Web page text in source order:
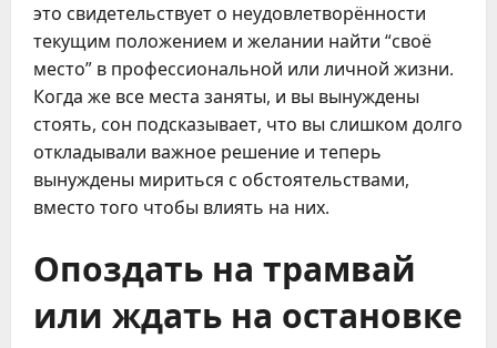
это свидетельствует о неудовлетворённости
текущим положением и желании найти “своё
место” в профессиональной или личной жизни.
Когда же все места заняты, и вы вынуждены
стоять, сон подсказывает, что вы слишком долго
откладывали важное решение и теперь
вынуждены мириться с обстоятельствами,
вместо того чтобы влиять на них.
Опоздать на трамвай
или ждать на остановке